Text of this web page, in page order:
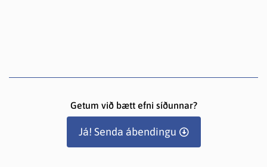
Getum við bætt efni síðunnar?
Já! Senda ábendingu